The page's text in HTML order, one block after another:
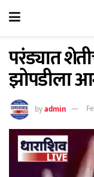
परंड्यात
झोपडीला
byadmin